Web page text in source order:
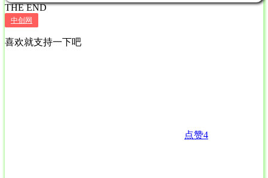
THE END
中创网
喜欢就支持一下吧
点赞4